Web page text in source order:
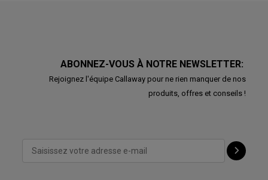
ABONNEZ-VOUS À NOTRE NEWSLETTER:
Rejoignez l'équipe Callaway pour ne rien manquer de nos
produits, offres et conseils !